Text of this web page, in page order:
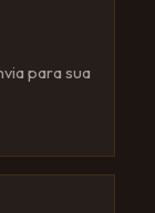
para sua